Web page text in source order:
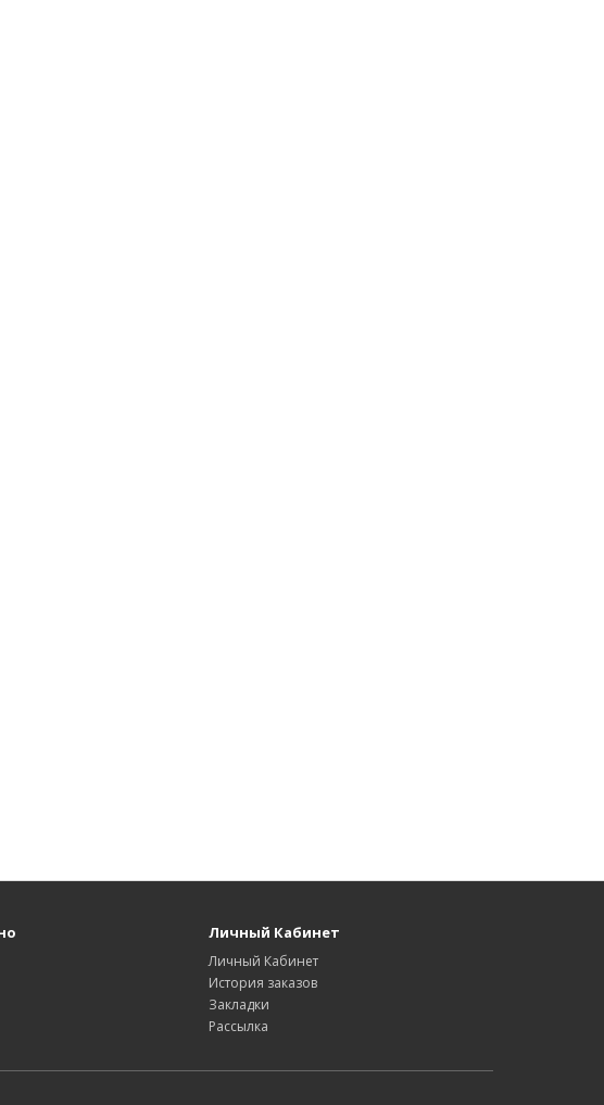
Личный Кабинет
Личный Кабинет
История заказов
Закладки
Рассылка